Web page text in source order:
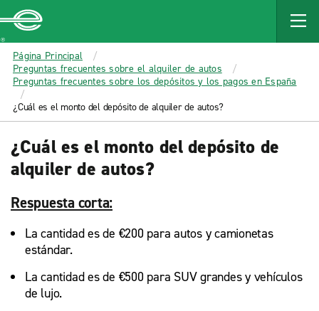
MAIN
CONTENT
Enterprise
Página Principal
Preguntas frecuentes sobre el alquiler de autos
Preguntas frecuentes sobre los depósitos y los pagos en España
¿Cuál es el monto del depósito de alquiler de autos?
¿Cuál es el monto del depósito de
alquiler de autos?
Respuesta corta:
La cantidad es de €200 para autos y camionetas
estándar.
La cantidad es de €500 para SUV grandes y vehículos
de lujo.